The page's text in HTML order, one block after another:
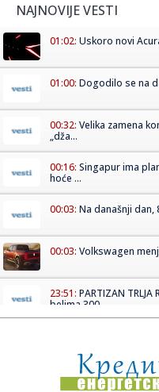
NAJNOVIJE VESTI
01:02: Uskoro novi
01:00: Dogodilo se na
00:32: Velika zamena
„dža...
00:16: Singapur ima
hoće ...
00:03: Na današnji dan,
00:03: Volkswagen
23:51: PARTIZAN
belima 300...
23:47:Srpkinje pronašle